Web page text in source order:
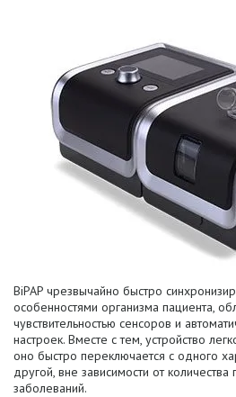
BiPAP чрезвычайно быстро
особенностями организма пациента,
чувствительностью сенсоров и
настроек. Вместе с тем, устройство
оно быстро переключается с одного
другой, вне зависимости от
заболеваний.